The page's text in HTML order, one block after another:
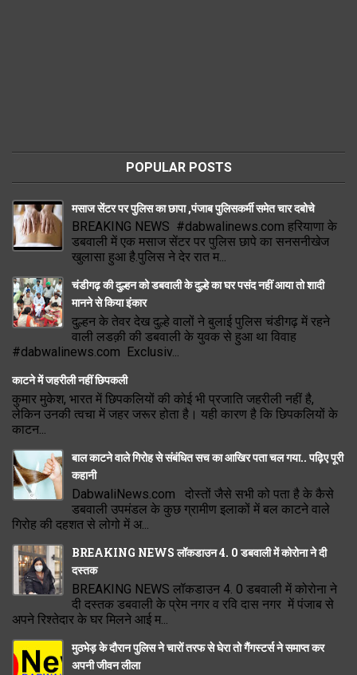
POPULAR POSTS
मसाज सेंटर पर पुलिस का छापा ,पंजाब पुलिसकर्मी समेत चार दबोचे
BREAKING NEWS #dabwalinews.com हरियाणा के
डबवाली में एक मसाज सेंटर पर पुलिस छापे का सनसनीखेज
खुलासा हुआ है.पुलिस ने देर रात म...
चंडीगढ़ की दुल्हन को डबवाली के दुल्हे का घर पसंद नहीं आया तो शादी
मानने से किया इंकार
दुल्हन के तेवर देख दुल्हे वालों ने बुलाई पुलिस चंडीगढ़ में रहने
वाली लडक़ी की डबवाली के युवक से हुआ था विवाह
#dabwalinews.com Exclusiv...
काटने में जहरीली नहीं छिपकली
कुमार मुकेश, भारत में छिपकलियों की कोई भी प्रजाति जहरीली नहीं है,
लेकिन उनकी त्वचा में जहर जरूर होता है। यही कारण है कि छिपकलियों के
काटन...
बाल काटने वाले गिरोह से संबंधित सच का आखिर पता चल गया.. पढ़िए पूरी
कहानी
DabwaliNews.com दोस्तों जैसे सभी को पता है के कैसे
डबवाली उपमंडल के कुछ ग्रामीण इलाकों में बल काटने वाले
गिरोह की दहशत से लोगो में अ...
BREAKING NEWS लॉकडाउन 4. 0 डबवाली में कोरोना ने दी
दस्तक
BREAKING NEWS लॉकडाउन 4. 0 डबवाली में कोरोना ने
दी दस्तक डबवाली के प्रेम नगर व रवि दास नगर में पंजाब से
अपने रिश्तेदार के घर मिलने आई म...
मुठभेड़ के दौरान पुलिस ने चारों तरफ से घेरा तो गैंगस्टर्स ने समाप्त कर
अपनी जीवन लीला